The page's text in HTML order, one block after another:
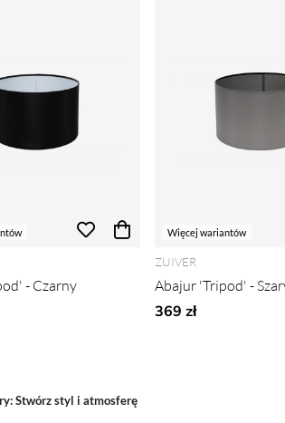
- Czarny
Więcej wariantów
ZUIVER
Abajur 'Tripod' -
369 zł
Stwórz styl i atmosferę